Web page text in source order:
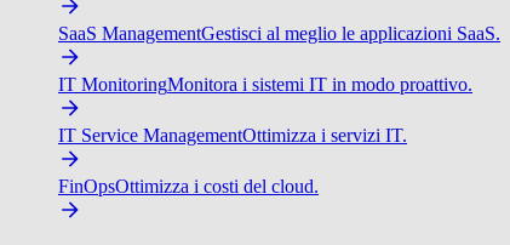
SaaS ManagementGestisci al meglio le applicazioni SaaS.
IT MonitoringMonitora i sistemi IT in modo proattivo.
IT Service ManagementOttimizza i servizi IT.
FinOpsOttimizza i costi del cloud.